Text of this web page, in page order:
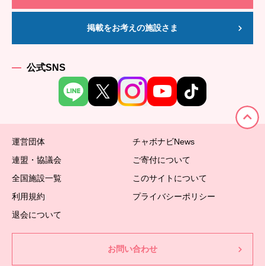
掲載をお考えの施設さま
公式SNS
運営団体
チャボナビNews
連盟・協議会
ご寄付について
全国施設一覧
このサイトについて
利用規約
プライバシーポリシー
退会について
お問い合わせ